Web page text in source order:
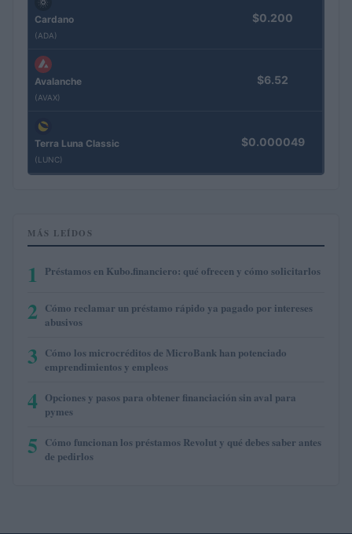
Cardano
(ADA)
$0.200
Avalanche
(AVAX)
$6.52
Terra Luna Classic
(LUNC)
$0.000049
MÁS LEÍDOS
1 Préstamos en Kubo.financiero: qué ofrecen y cómo solicitarlos
2 Cómo reclamar un préstamo rápido ya pagado por intereses
abusivos
3 Cómo los microcréditos de MicroBank han potenciado
emprendimientos y empleos
4 Opciones y pasos para obtener financiación sin aval para
pymes
5 Cómo funcionan los préstamos Revolut y qué debes saber antes
de pedirlos